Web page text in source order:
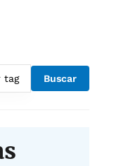
tag Buscar